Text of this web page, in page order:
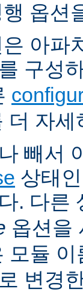
옵션
아파
구성
더 자
빼서
상태
. 다른
옵션을
모듈
변경